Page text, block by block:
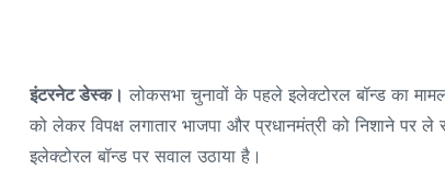
इंटरनेट डेस्क। लोकसभा चुनावों के पहले इलेक्टोरल बॉन्ड का
को लेकर विपक्ष लगातार भाजपा और प्रधानमंत्री को निशाने पर
इलेक्टोरल बॉन्ड पर सवाल उठाया है।